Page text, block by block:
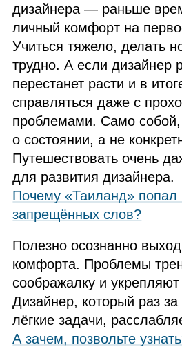
дизайнера — раньше
личный комфорт на
Учиться тяжело, делать
трудно. А если дизайнер
перестанет расти и в
справляться даже с
проблемами. Само собой,
о состоянии, а не
Путешествовать очень
для развития дизайнера.
Почему «Таиланд» попал
запрещённых слов?
Полезно осознанно
комфорта. Проблемы
соображалку и
Дизайнер, который раз
лёгкие задачи,
А зачем, позвольте